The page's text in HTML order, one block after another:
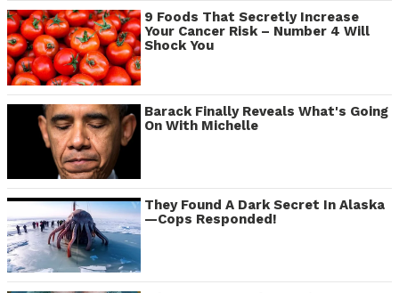
9 Foods That Secretly Increase
Your Cancer Risk – Number 4 Will
Shock You
Barack Finally Reveals What's Going
On With Michelle
They Found A Dark Secret In Alaska
—Cops Responded!